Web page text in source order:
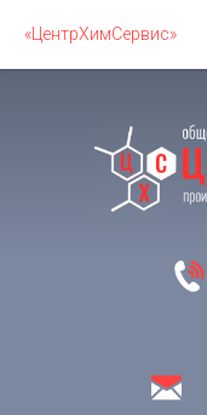
«ЦентрХимСервис»